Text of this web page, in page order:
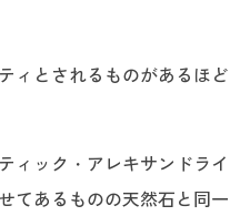
ィとされるものがあるほど
ィック・アレキサンドライ
てあるものの天然石と同一